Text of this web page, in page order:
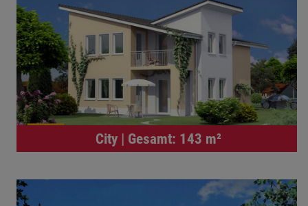
City | Gesamt: 143 m²